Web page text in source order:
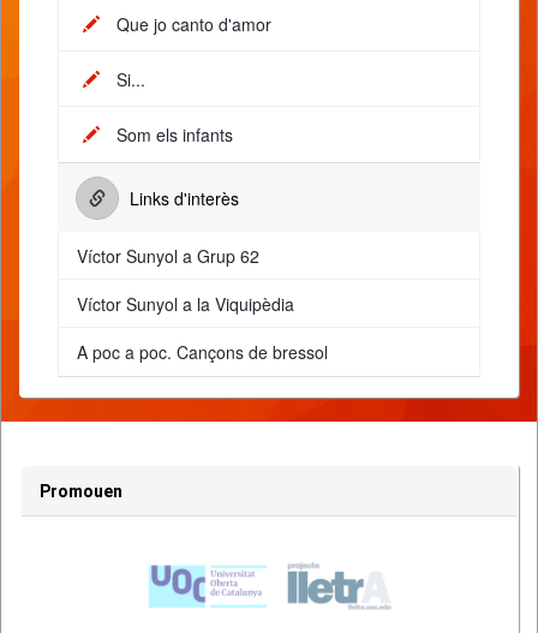
Que jo canto d'amor
Si...
Som els infants
Links d'interès
Víctor Sunyol a Grup 62
Víctor Sunyol a la Viquipèdia
A poc a poc. Cançons de bressol
Promouen